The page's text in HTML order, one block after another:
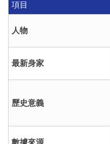
項目
人物
最新身家
歷史意義
數據來源